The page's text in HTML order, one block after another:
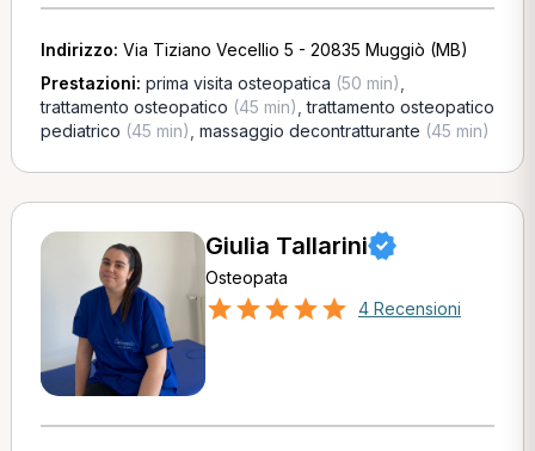
Indirizzo: Via Tiziano Vecellio 5 - 20835 Muggiò (MB)
Prestazioni: prima visita osteopatica (50 min)
trattamento osteopatico (45 min) ,trattamento osteopatico
pediatrico (45 min) massaggio decontratturante (45 min)
Giulia Tallarini
Osteopata
4 Recensioni